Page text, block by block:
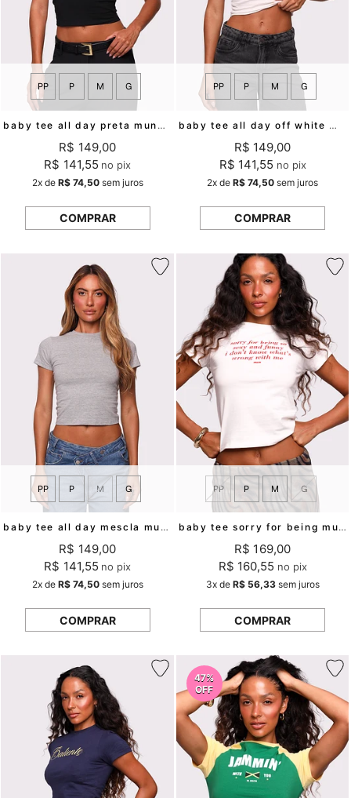
baby tee all day preta mundo lolita
PP P M G
R$ 149,00
R$ 141,55 no pix
2xde R$ 74,50sem juros
COMPRAR
baby tee all day off white mundo lolita
PP P M G
R$ 149,00
R$ 141,55 no pix
2x deR$ 74,50 sem juros
COMPRAR
baby tee all day mescla mundo lolita
PP P M G
R$ 149,00
R$ 141,55 no pix
2xde R$ 74,50sem juros
COMPRAR
baby tee sorry for being mundo lolita
PP P M G
R$ 169,00
R$ 160,55 no pix
3xde R$ 56,33sem juros
COMPRAR
47%
OFF